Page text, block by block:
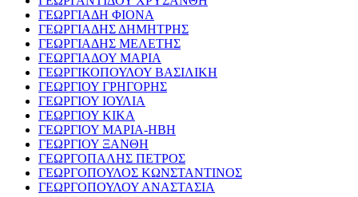
ΓΕΩΡΓΙΑΔΗ ΦΙΟΝΑ
ΓΕΩΡΓΙΑΔΗΣ ΔΗΜΗΤΡΗΣ
ΓΕΩΡΓΙΑΔΗΣ ΜΕΛΕΤΗΣ
ΓΕΩΡΓΙΑΔΟΥ ΜΑΡΙΑ
ΓΕΩΡΓΙΚΟΠΟΥΛΟΥ ΒΑΣΙΛΙΚΗ
ΓΕΩΡΓΙΟΥ ΓΡΗΓΟΡΗΣ
ΓΕΩΡΓΙΟΥ ΙΟΥΛΙΑ
ΓΕΩΡΓΙΟΥ ΚΙΚΑ
ΓΕΩΡΓΙΟΥ ΜΑΡΙΑ-ΗΒΗ
ΓΕΩΡΓΙΟΥ ΞΑΝΘΗ
ΓΕΩΡΓΟΠΑΛΗΣ ΠΕΤΡΟΣ
ΓΕΩΡΓΟΠΟΥΛΟΣ ΚΩΝΣΤΑΝΤΙΝΟΣ
ΓΕΩΡΓΟΠΟΥΛΟΥ ΑΝΑΣΤΑΣΙΑ